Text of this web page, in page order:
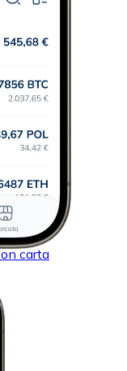
carta